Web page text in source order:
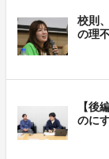
校則
の理
【後
のに